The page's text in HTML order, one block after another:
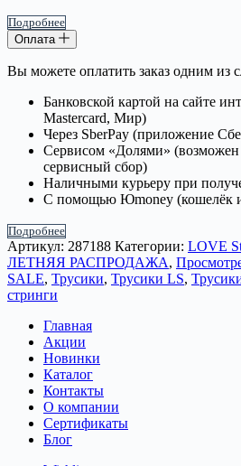
Подробнее
Оплата
Вы можете оплатить заказ одним из
Банковской картой на сайте
Mastercard, Мир)
Через SberPay (приложение
Сервисом «Долями»
сервисный сбор)
Наличными курьеру при
С помощью Юmoney (кошелёк
Подробнее
Артикул: 287188 Категории: LOVE
ЛЕТНЯЯ РАСПРОДАЖА,
SALE, Трусики, Трусики LS,
стринги
Главная
Акции
Новинки
Каталог
Контакты
О компании
Сертификаты
Блог